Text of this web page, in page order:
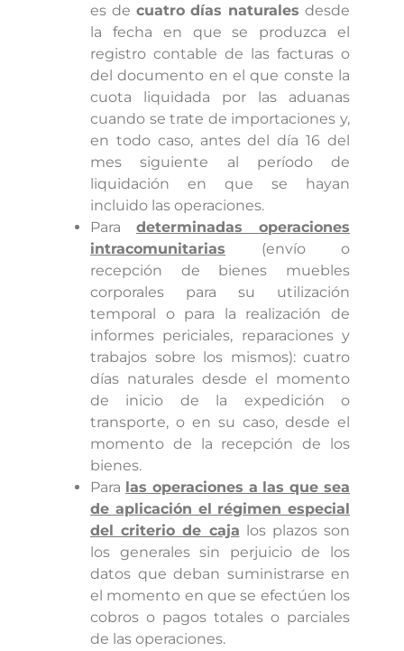
es de cuatro días naturales desde
la fecha en que se produzca el
registro contable de las facturas o
del documento en el que conste la
cuota liquidada por las aduanas
cuando se trate de importaciones y,
en todo caso, antes del día 16 del
mes siguiente al período de
liquidación en que se hayan
incluido las operaciones.
Para determinadas operaciones
intracomunitarias
(envío o
recepción de bienes muebles
corporales para su utilización
temporal o para la realización de
informes periciales, reparaciones y
trabajos sobre los mismos): cuatro
días naturales desde el momento
de inicio de la expedición o
transporte, o en su caso, desde el
momento de la recepción de los
bienes.
Para las operaciones a las que sea
de aplicación el régimen especial
del criterio de caja los plazos son
los generales sin perjuicio de los
datos que deban suministrarse en
el momento en que se efectúen los
cobros o pagos totales o parciales
de las operaciones.